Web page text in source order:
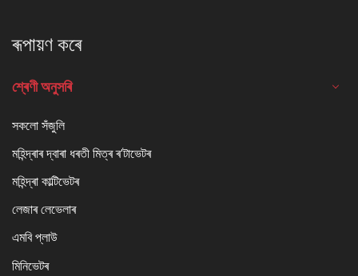
ৰূপায়ণ কৰে
শ্ৰেণী অনুসৰি
সকলো সঁজুলি
মহিন্দ্ৰাৰ দ্বাৰা ধৰতী মিত্ৰ ৰ'টাভেটৰ
মহিন্দ্ৰা কাল্টিভেটৰ
লেজাৰ লেভেলাৰ
এমবি প্লাউ
মিনিভেটৰ